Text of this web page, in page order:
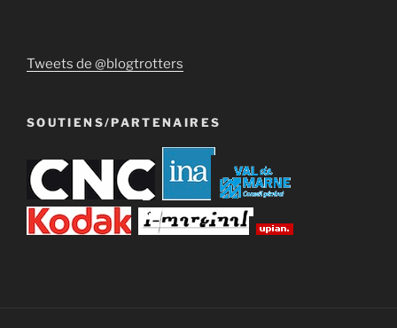
Tweets de @blogtrotters
SOUTIENS/PARTENAIRES